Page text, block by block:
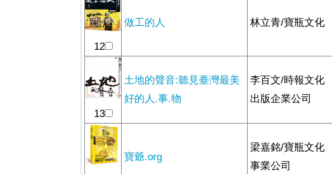
12
做工的人 林立青/寶瓶文化
13
土地的聲音:聽見臺灣最美
好的人.事.物
李百文/時報文化
出版企業公司
寶爺.org
梁嘉銘/寶瓶文化
事業公司